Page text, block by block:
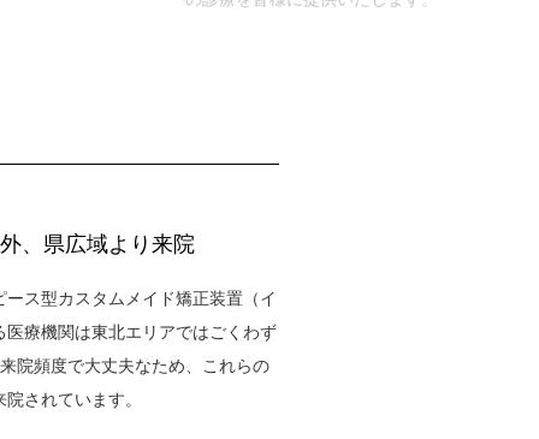
、県広域より来院
ス型カスタムメイド矯正装置（イ
療機関は東北エリアではごくわず
院頻度で大丈夫なため、これらの
されています。